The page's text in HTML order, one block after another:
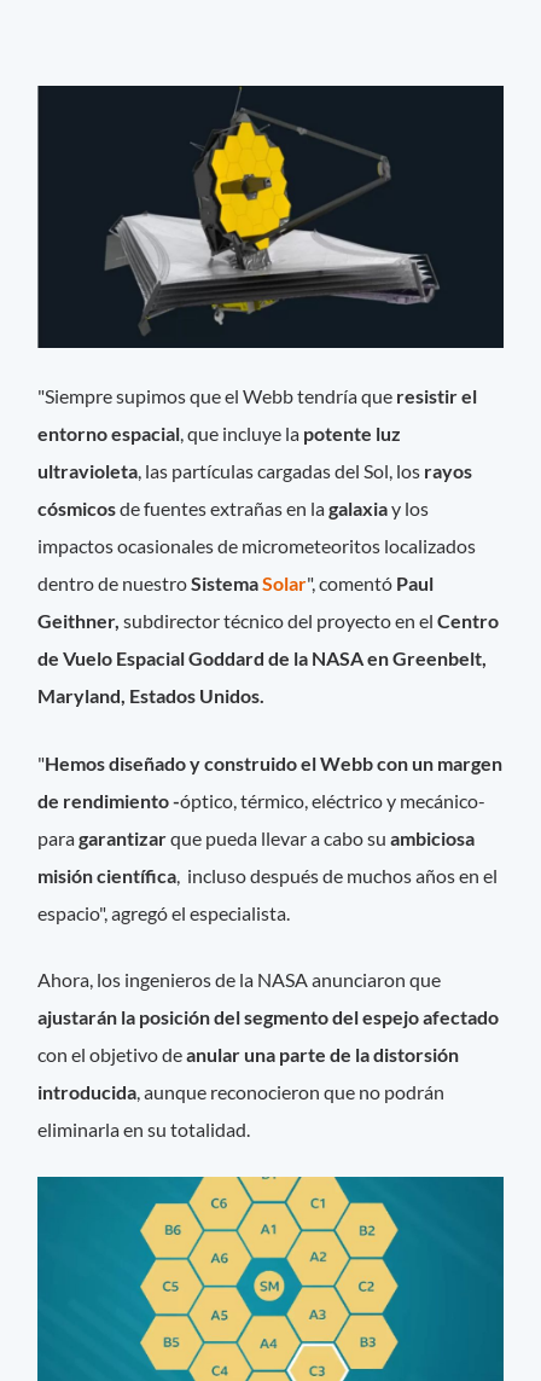
"Siempre supimos que el Webb tendría que resistir el
entorno espacial, que incluye la potente luz
ultravioleta, las partículas cargadas del Sol, los rayos
cósmicosde fuentes extrañas en lagalaxiay los
impactos ocasionales de micrometeoritos localizados
dentro de nuestroSistemaSolar", comentó Paul
Geithner, subdirector técnico del proyecto en elCentro
de Vuelo Espacial Goddard de la NASA en Greenbelt,
Maryland, Estados Unidos.
"Hemos diseñado y construido el Webb con un margen
de rendimiento -óptico, térmico, eléctrico y mecánico-
paragarantizarque pueda llevar a cabo suambiciosa
misión científica , incluso después de muchos años en el
espacio", agregó el especialista.
Ahora, los ingenieros de la NASA anunciaron que
ajustarán la posición del segmento del espejo afectado
con el objetivo deanular una parte de la distorsión
introducida , aunque reconocieron que no podrán
eliminarla en su totalidad.